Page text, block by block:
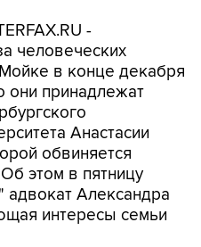
-
человеческих
в конце декабря
они принадлежат
Анастасии
обвиняется
этом в пятницу
Александра
интересы семьи